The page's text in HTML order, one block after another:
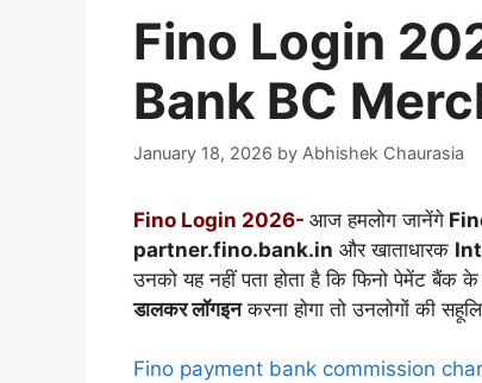
Fino Login
Bank BC
January 18, 2026 by Abhishek Chaurasia
Fino Login 2026- आज हमलोग जानेंगे
partner.fino.bank.in और खाताधारक
उनको यह नहीं पता होता है कि फिनो पेमेंट बैंक
डालकर लॉगइनकरना होगा तो उनलोगों की
Fino payment bank commission